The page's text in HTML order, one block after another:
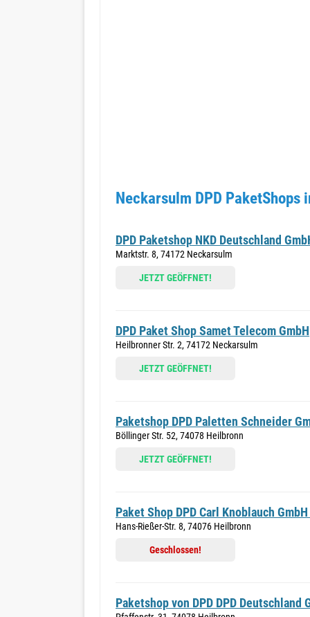
Neckarsulm DPD PaketShops
DPD Paketshop NKD Deutschland
Marktstr. 8, 74172 Neckarsulm
JETZT GEÖFFNET!
DPD Paket Shop Samet Telecom GmbH
Heilbronner Str. 2, 74172 Neckarsulm
JETZT GEÖFFNET!
Paketshop DPD Paletten Schneider
Böllinger Str. 52, 74078 Heilbronn
JETZT GEÖFFNET!
Paket Shop DPD Carl Knoblauch GmbH
Hans-Rießer-Str. 8, 74076 Heilbronn
Geschlossen!
Paketshop von DPD DPD Deutschland